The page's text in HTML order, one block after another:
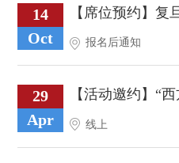
14
Oct
报名后通知
29
Apr
线上